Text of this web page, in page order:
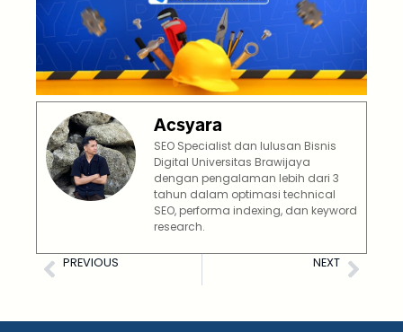
Acsyara
SEO Specialist dan lulusan Bisnis
Digital Universitas Brawijaya
dengan pengalaman lebih dari 3
tahun dalam optimasi technical
SEO, performa indexing, dan keyword
research.
PREVIOUS NEXT